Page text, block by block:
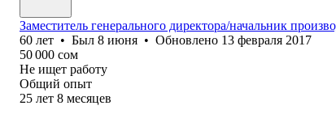
Заместитель генерального директора/начальник
60 лет • Был 8 июня • Обновлено 13 февраля 2017
50 000 сом
Не ищет работу
Общий опыт
25 лет 8 месяцев